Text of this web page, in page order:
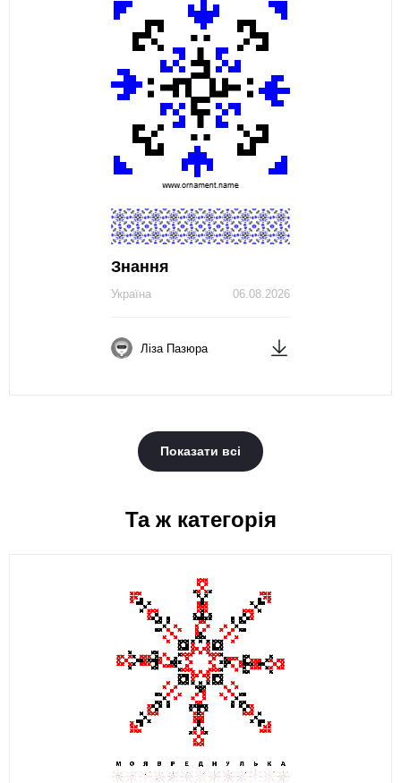
Знання
06.08.2026
Україна
Ліза Пазюра
Показати всі
Та ж категорія